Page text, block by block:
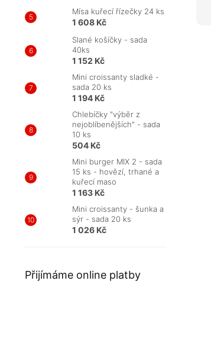
Mísa kuřecí řízečky 24 ks
1 608 Kč
Slané košíčky - sada
40ks
1 152 Kč
Mini croissanty sladké -
sada 20 ks
1 194 Kč
Chlebíčky "výběr z
nejoblíbenějších" - sada
10 ks
504 Kč
Mini burger MIX 2 - sada
15 ks - hovězí, trhané a
kuřecí maso
1 163 Kč
Mini croissanty - šunka a
sýr - sada 20 ks
1 026 Kč
Přijímáme online platby